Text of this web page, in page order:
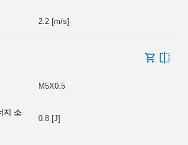
2.2 [m/s]
M5X0.5
0.8 [J]